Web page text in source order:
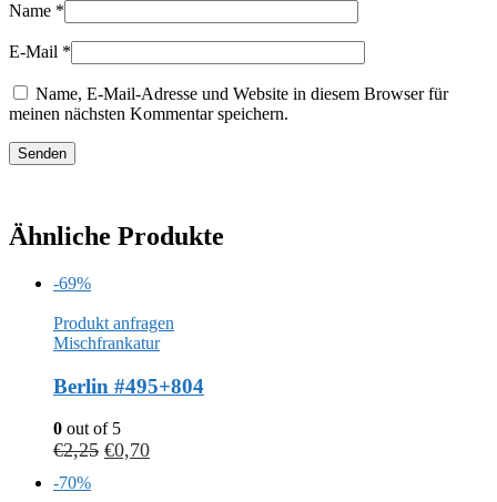
Name *
E-Mail *
Name, E-Mail-Adresse und Website in diesem Browser für
meinen nächsten Kommentar speichern.
Ähnliche Produkte
-69%
Produkt anfragen
Mischfrankatur
Berlin #495+804
0 out of 5
€2,25 €0,70
-70%